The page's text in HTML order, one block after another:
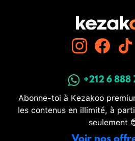
+212 6 888
Abonne-toi à Kezakoo
les contenus en illimité, à
seulement